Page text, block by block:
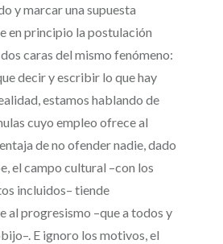
y marcar una supuesta
en principio la postulación
caras del mismo fenómeno:
decir y escribir lo que hay
estamos hablando de
cuyo empleo ofrece al
de no ofender nadie, dado
el campo cultural –con los
incluidos– tiende
al progresismo –que a todos y
E ignoro los motivos, el